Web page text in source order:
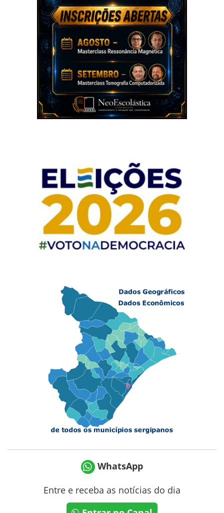
WhatsApp
Entre e receba as notícias do dia